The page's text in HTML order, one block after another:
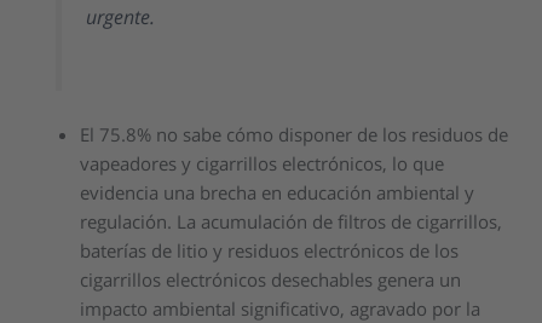
urgente.
El 75.8% no sabe cómo disponer de los residuos de
vapeadores y cigarrillos electrónicos, lo que
evidencia una brecha en educación ambiental y
regulación. La acumulación de filtros de cigarrillos,
baterías de litio y residuos electrónicos de los
cigarrillos electrónicos desechables genera un
impacto ambiental significativo, agravado por la